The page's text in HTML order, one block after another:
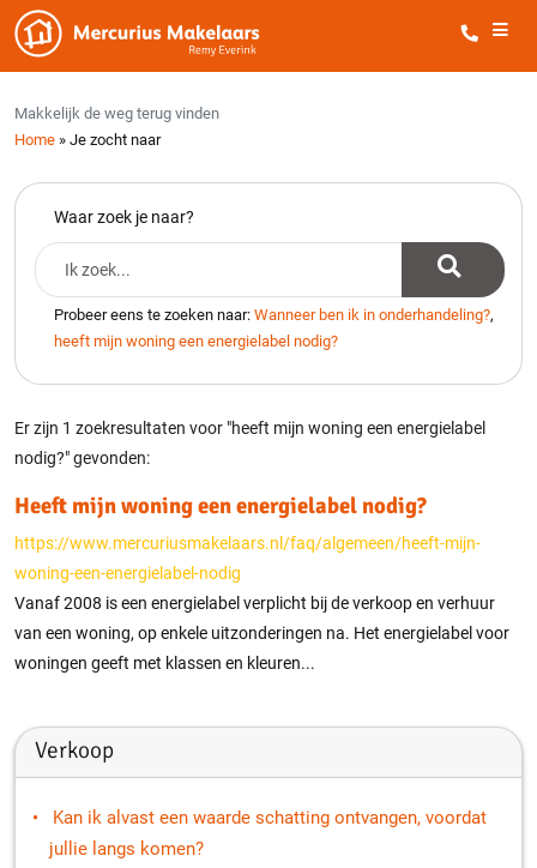
Makkelijk de weg terug vinden
Home » Je zocht naar
Waar zoek je naar?
Probeer eens te zoeken naar: Wanneer ben ik in onderhandeling?,
heeft mijn woning een energielabel nodig?
Er zijn 1 zoekresultaten voor "heeft mijn woning een energielabel
nodig?" gevonden:
Heeft mijn woning een energielabel nodig?
https://www.mercuriusmakelaars.nl/faq/algemeen/heeft-mijn-
woning-een-energielabel-nodig
Vanaf 2008 is een energielabel verplicht bij de verkoop en verhuur
van een woning, op enkele uitzonderingen na. Het energielabel voor
woningen geeft met klassen en kleuren...
Verkoop
Kan ik alvast een waarde schatting ontvangen, voordat
jullie langs komen?